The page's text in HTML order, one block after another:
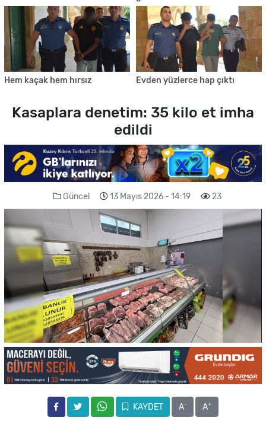
Hem kaçak hem hırsız Evden yüzlerce hap çıktı
Kasaplara denetim: 35 kilo et imha
edildi
Güncel 13 Mayıs 2026 - 14:19 23
KAYDET A- A+